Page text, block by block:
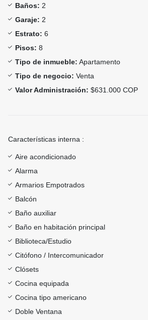
Baños: 2
Garaje: 2
Estrato: 6
Pisos: 8
Tipo de inmueble: Apartamento
Tipo de negocio: Venta
Valor Administración: $631.000 COP
Características interna :
Aire acondicionado
Alarma
Armarios Empotrados
Balcón
Baño auxiliar
Baño en habitación principal
Biblioteca/Estudio
Citófono / Intercomunicador
Clósets
Cocina equipada
Cocina tipo americano
Doble Ventana